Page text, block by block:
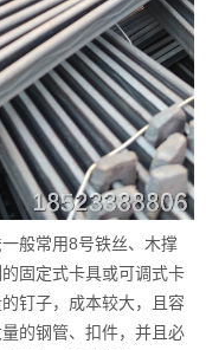
般常用8号铁丝、木撑
固定式卡具或可调式卡
钉子，成本较大，且容
的钢管、扣件，并且必